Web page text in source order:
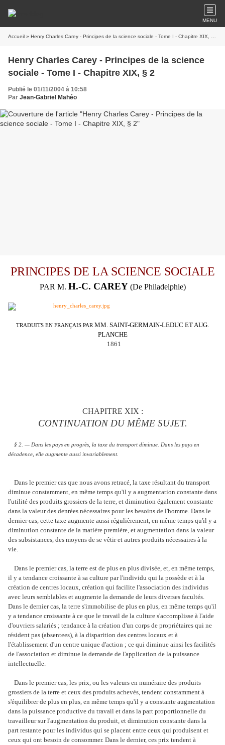
MENU
Accueil » Henry Charles Carey - Principes de la science sociale - Tome I - Chapitre XIX, § 2
Henry Charles Carey - Principes de la science
sociale - Tome I - Chapitre XIX, § 2
Publié le 01/11/2004 à 10:58
Par Jean-Gabriel Mahéo
PRINCIPES DE LA SCIENCE SOCIALE
PAR M. H.-C. CAREY (De Philadelphie)
TRADUITS EN FRANÇAIS PARMM. SAINT-GERMAIN-LEDUC ET AUG.
PLANCHE
1861
CHAPITRE XIX :
CONTINUATION DU MÊME SUJET.
§ 2. — Dans les pays en progrès, la taxe du transport diminue. Dans les pays en
décadence, elle augmente aussi invariablement.
Dans le premier cas que nous avons retracé, la taxe résultant du transport
diminue constamment, en même temps qu'il y a augmentation constante dans
l'utilité des produits grossiers de la terre, et diminution également constante
dans la valeur des denrées nécessaires pour les besoins de l'homme. Dans le
dernier cas, cette taxe augmente aussi régulièrement, en même temps qu'il y a
diminution constante de la matière première, et augmentation dans la valeur
des subsistances, des moyens de se vêtir et autres produits nécessaires à la
vie.
Dans le premier cas, la terre est de plus en plus divisée, et, en même temps,
il y a tendance croissante à sa culture par l'individu qui la possède et à la
création de centres locaux, création qui facilite l'association des individus
avec leurs semblables et augmente la demande de leurs diverses facultés.
Dans le dernier cas, la terre s'immobilise de plus en plus, en même temps qu'il
y a tendance croissante à ce que le travail de la culture s'accomplisse à l'aide
d'ouvriers salariés ; tendance à la création d'un corps de propriétaires qui ne
résident pas (absentees), à la disparition des centres locaux et à
l'établissement d'un centre unique d'action ; ce qui diminue ainsi les facilités
de l'association et diminue la demande de l'application de la puissance
intellectuelle.
Dans le premier cas, les prix, ou les valeurs en numéraire des produits
grossiers de la terre et ceux des produits achevés, tendent constamment à
s'équilibrer de plus en plus, en même temps qu'il y a constante augmentation
dans la puissance productive du travail et dans la part proportionnelle du
travailleur sur l'augmentation du produit, et diminution constante dans la
part restante pour les individus qui se placent entre ceux qui produisent et
ceux qui ont besoin de consommer. Dans le dernier, ces prix tendent à